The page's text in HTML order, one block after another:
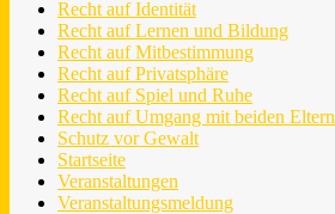
Recht auf Identität
Recht auf Lernen und Bildung
Recht auf Mitbestimmung
Recht auf Privatsphäre
Recht auf Spiel und Ruhe
Recht auf Umgang mit beiden Eltern
Schutz vor Gewalt
Startseite
Veranstaltungen
Veranstaltungsmeldung